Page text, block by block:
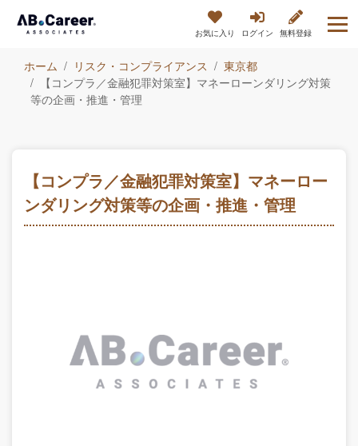
お気に入り ログイン 無料登録
ホーム リスク・コンプライアンス
東京都
【コンプラ／金融犯罪対策室】マネーローンダリング対策
等の企画・推進・管理
【コンプラ／金融犯罪対策室】マネーロー
ンダリング対策等の企画・推進・管理